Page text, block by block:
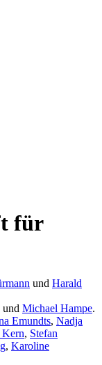
für
und Harald
und Michael Hampe.
Emundts, Nadja
Kern, Stefan
, Karoline